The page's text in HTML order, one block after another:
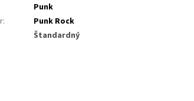
Punk
:
Punk Rock
Štandardný